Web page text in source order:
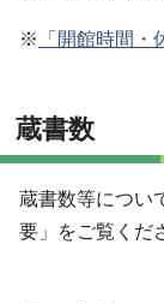
※ 「開館時間
蔵書数
蔵書数等につい
要」をご覧くだ